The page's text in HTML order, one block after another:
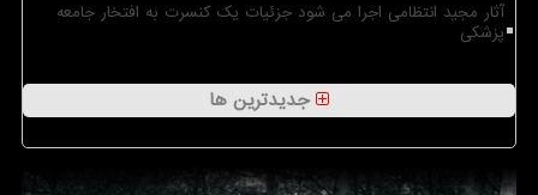
آثار مجید انتظامی اجرا می شود جزئیات یک کنسرت به افتخار جامعه
پزشکی
جدیدترین ها